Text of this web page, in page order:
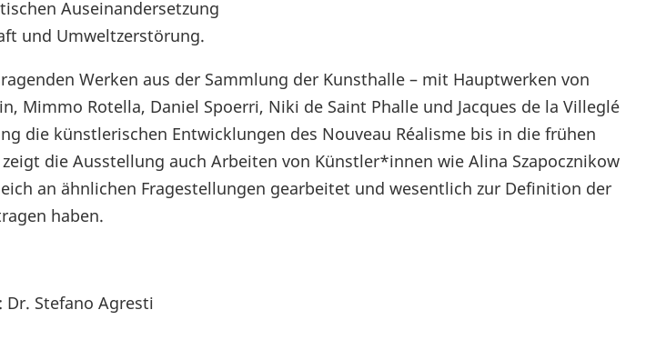
Auseinandersetzung
und Umweltzerstörung.
Werken aus der Sammlung der Kunsthalle – mit Hauptwerken von
Mimmo Rotella, Daniel Spoerri, Niki de Saint Phalle und Jacques de la Villeglé
die künstlerischen Entwicklungen des Nouveau Réalisme bis in die frühen
zeigt die Ausstellung auch Arbeiten von Künstler*innen wie Alina Szapocznikow
an ähnlichen Fragestellungen gearbeitet und wesentlich zur Definition der
haben.
Stefano Agresti